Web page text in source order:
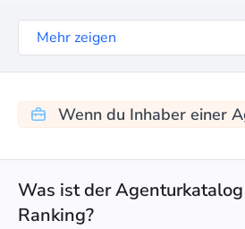
Mehr zeigen
Wenn du Inhaber einer
Was ist der Agenturkatalog
Ranking?